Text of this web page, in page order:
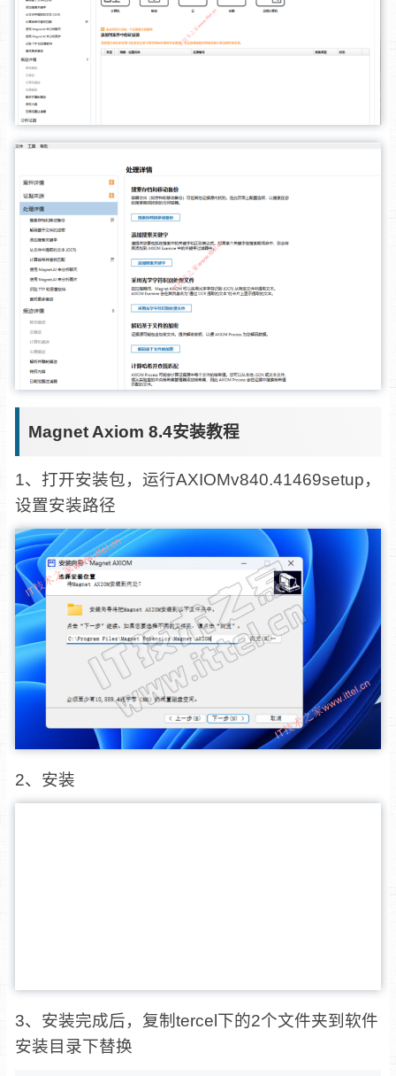
Magnet Axiom 8.4安装教程
1、打开安装包，运行AXIOMv840.41469setup，
设置安装路径
2、安装
3、安装完成后，复制tercel下的2个文件夹到软件
安装目录下替换